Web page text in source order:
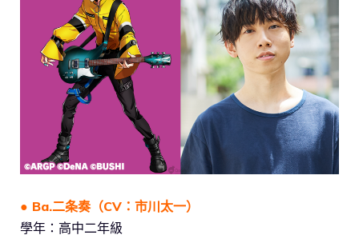
● Ba.二条奏（CV：市川太一）
學年：高中二年級